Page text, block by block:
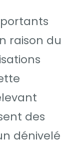
raison du
des
dénivelé